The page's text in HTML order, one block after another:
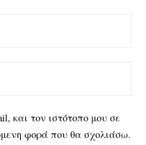
και τον ιστότοπο μου σε
φορά που θα σχολιάσω.